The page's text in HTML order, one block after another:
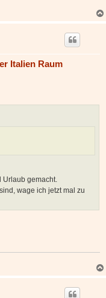
Italien Raum
gemacht.
wage ich jetzt mal zu